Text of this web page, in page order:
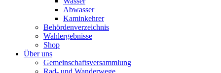
Abwasser
Kaminkehrer
Behördenverzeichnis
Wahlergebnisse
Shop
Über uns
Gemeinschaftsversammlung
Rad- und Wanderwege